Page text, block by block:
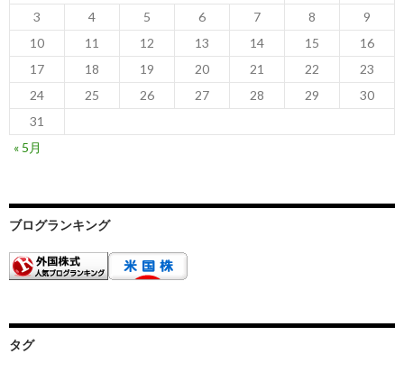
3
4 5 6 7 8
9
10
11 12 13 14 15
16
17
18 19 20 21 22
23
24
25 26 27 28 29
30
31
« 5月
ブログランキング
タグ